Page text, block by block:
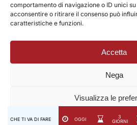
comportamento di navigazione o ID unici
acconsentire o ritirare il consenso può
caratteristiche e funzioni.
Accetta
Nega
Visualizza le
CHE TI VA DI FARE OGGI
3
GIORNI